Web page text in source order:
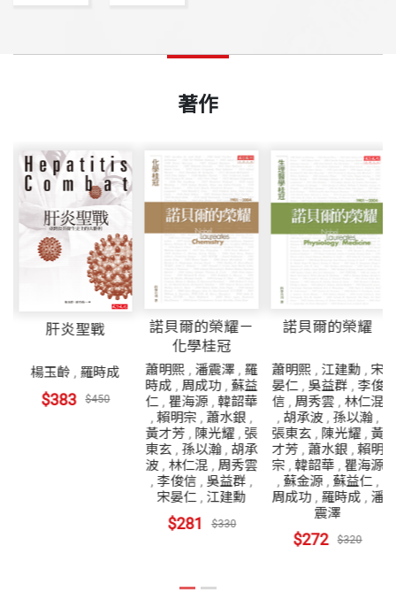
著作
肝炎聖戰
楊玉齡, 羅時成
$383 $450
諾貝爾的榮耀－
化學桂冠
蕭明熙, 潘震澤, 羅
時成, 周成功, 蘇益
仁, 瞿海源, 韓韶華
, 賴明宗, 蕭水銀,
黃才芳, 陳光耀, 張
東玄, 孫以瀚, 胡承
波, 林仁混, 周秀雲
, 李俊信, 吳益群,
宋晏仁, 江建勳
$281 $330
諾貝爾的榮耀
蕭明熙, 江建勳, 宋
晏仁, 吳益群, 李俊
信, 周秀雲, 林仁混
, 胡承波, 孫以瀚,
張東玄, 陳光耀, 黃
才芳, 蕭水銀, 賴明
宗, 韓韶華, 瞿海源
, 蘇金源, 蘇益仁,
周成功, 羅時成, 潘
震澤
$272 $320